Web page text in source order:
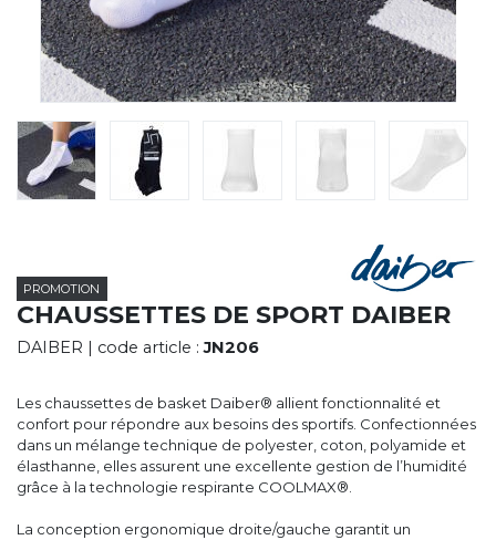
LA SOCIÉTÉ
SERVICES
ROADSHOWS, FORUM DES EXPERTS
MARQUES & CERTIFICATS
TECHNIQUES MARQUAGE
BLOG
PROMOTION
CHAUSSETTES DE SPORT DAIBER
DAIBER | code article :JN206
Les chaussettes de basket Daiber® allient fonctionnalité et
confort pour répondre aux besoins des sportifs. Confectionnées
dans un mélange technique de polyester, coton, polyamide et
élasthanne, elles assurent une excellente gestion de l’humidité
grâce à la technologie respirante COOLMAX®.
La conception ergonomique droite/gauche garantit un